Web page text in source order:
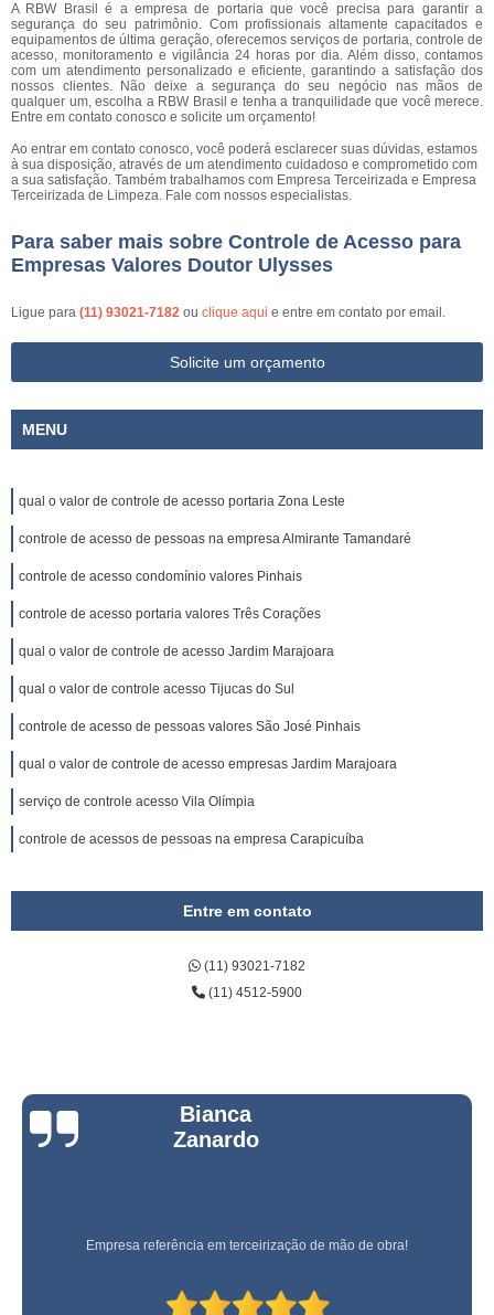
A RBW Brasil é a empresa de portaria que você precisa para garantir a
segurança do seu patrimônio. Com profissionais altamente capacitados e
equipamentos de última geração, oferecemos serviços de portaria, controle de
acesso, monitoramento e vigilância 24 horas por dia. Além disso, contamos
com um atendimento personalizado e eficiente, garantindo a satisfação dos
nossos clientes. Não deixe a segurança do seu negócio nas mãos de
qualquer um, escolha a RBW Brasil e tenha a tranquilidade que você merece.
Entre em contato conosco e solicite um orçamento!
Ao entrar em contato conosco, você poderá esclarecer suas dúvidas, estamos
à sua disposição, através de um atendimento cuidadoso e comprometido com
a sua satisfação. Também trabalhamos com Empresa Terceirizada e Empresa
Terceirizada de Limpeza. Fale com nossos especialistas.
Para saber mais sobre Controle de Acesso para
Empresas Valores Doutor Ulysses
Ligue para (11) 93021-7182 ou clique aqui e entre em contato por email.
Solicite um orçamento
MENU
qual o valor de controle de acesso portaria Zona Leste
controle de acesso de pessoas na empresa Almirante Tamandaré
controle de acesso condomínio valores Pinhais
controle de acesso portaria valores Três Corações
qual o valor de controle de acesso Jardim Marajoara
qual o valor de controle acesso Tijucas do Sul
controle de acesso de pessoas valores São José Pinhais
qual o valor de controle de acesso empresas Jardim Marajoara
serviço de controle acesso Vila Olímpia
controle de acessos de pessoas na empresa Carapicuíba
Entre em contato
(11) 93021-7182
(11) 4512-5900
Bianca
Zanardo
Empresa referência em terceirização de mão de obra!